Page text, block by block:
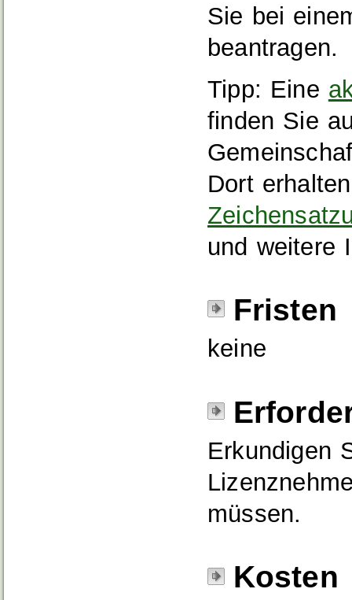
Sie bei
beantragen.
Tipp: Eine
finden Sie
Dort
und weitere
Fristen
keine
Erkundigen
müssen.
Kosten